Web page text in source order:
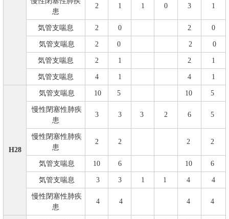
患
2 1 1 0 3 1
気管支喘息 2 0 2 0
気管支喘息 2 0 2 0
気管支喘息 2 1 2 1
気管支喘息 4 1 4 1
H28
気管支喘息 10 5 10 5
慢性閉塞性肺疾
患
3 3 3 2 6 5
慢性閉塞性肺疾
患
2 2 2 2
気管支喘息 10 6 10 6
気管支喘息 3 3 1 1 4 4
慢性閉塞性肺疾
患
4 4 4 4